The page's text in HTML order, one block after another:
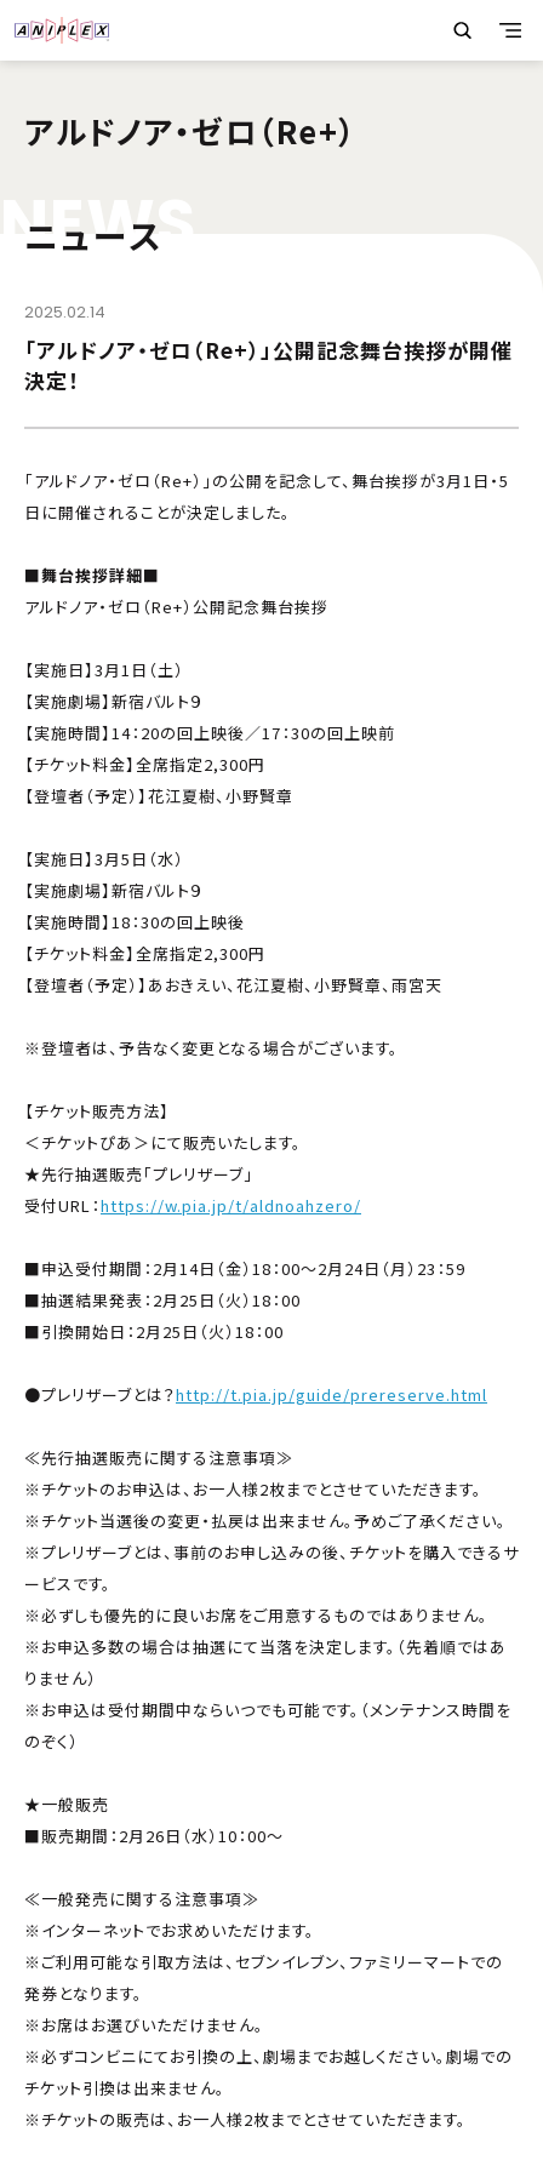
アルドノア・ゼロ（Re+）
NEWS
ニュース
2025.02.14
「アルドノア・ゼロ（Re+）」公開記念舞台挨拶が開催
決定！
「アルドノア・ゼロ（Re+）」の公開を記念して、舞台挨拶が3月1日・5
日に開催されることが決定しました。
■舞台挨拶詳細■
アルドノア・ゼロ（Re+）公開記念舞台挨拶
【実施日】3月1日（土）
【実施劇場】新宿バルト９
【実施時間】14：20の回上映後／17：30の回上映前
【チケット料金】全席指定2,300円
【登壇者（予定）】花江夏樹、小野賢章
【実施日】3月5日（水）
【実施劇場】新宿バルト９
【実施時間】18：30の回上映後
【チケット料金】全席指定2,300円
【登壇者（予定）】あおきえい、花江夏樹、小野賢章、雨宮天
※登壇者は、予告なく変更となる場合がございます。
【チケット販売方法】
＜チケットぴあ＞にて販売いたします。
★先行抽選販売「プレリザーブ」
受付URL：https://w.pia.jp/t/aldnoahzero/
■申込受付期間：2月14日（金）18：00～2月24日（月）23：59
■抽選結果発表：2月25日（火）18：00
■引換開始日：2月25日（火）18：00
●プレリザーブとは？http://t.pia.jp/guide/prereserve.html
≪先行抽選販売に関する注意事項≫
※チケットのお申込は、お一人様2枚までとさせていただきます。
※チケット当選後の変更・払戻は出来ません。予めご了承ください。
※プレリザーブとは、事前のお申し込みの後、チケットを購入できるサ
ービスです。
※必ずしも優先的に良いお席をご用意するものではありません。
※お申込多数の場合は抽選にて当落を決定します。（先着順ではあ
りません）
※お申込は受付期間中ならいつでも可能です。（メンテナンス時間を
のぞく）
★一般販売
■販売期間：2月26日（水）10：00～
≪一般発売に関する注意事項≫
※インターネットでお求めいただけます。
※ご利用可能な引取方法は、セブンイレブン、ファミリーマートでの
発券となります。
※お席はお選びいただけません。
※必ずコンビニにてお引換の上、劇場までお越しください。劇場での
チケット引換は出来ません。
※チケットの販売は、お一人様2枚までとさせていただきます。